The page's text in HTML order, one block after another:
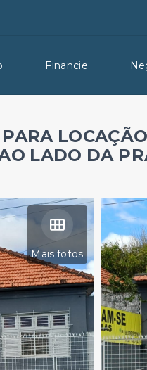
Financie
LADO DA
Mais fotos